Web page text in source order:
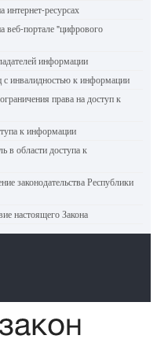
ресурсах
веб-портале "цифрового
информации
с инвалидностью к информации
права на доступ к
к информации
в области доступа к
законодательства Республики
настоящего Закона